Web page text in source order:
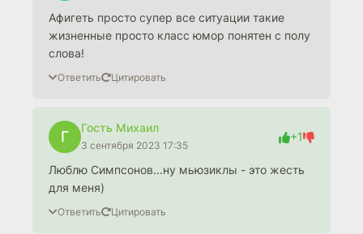
Афигеть просто супер все ситуации такие
жизненные просто класс юмор понятен с полу
слова!
Ответить Цитировать
Г
Гость Михаил
3 сентября 2023 17:35
+1
Люблю Симпсонов...ну мьюзиклы - это жесть
для меня)
Ответить Цитировать